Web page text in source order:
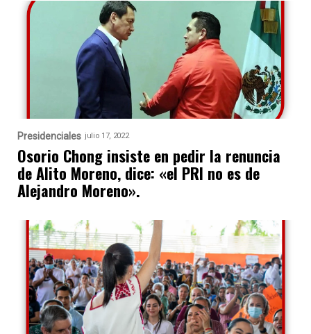
Presidenciales julio 17, 2022
Osorio Chong insiste en pedir la renuncia
de Alito Moreno, dice: «el PRI no es de
Alejandro Moreno».